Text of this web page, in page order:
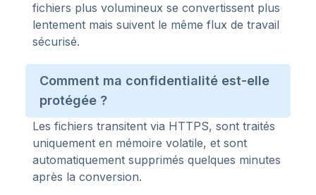
fichiers plus volumineux se convertissent plus
lentement mais suivent le même flux de travail
sécurisé.
Comment ma confidentialité est-elle
protégée ?
Les fichiers transitent via HTTPS, sont traités
uniquement en mémoire volatile, et sont
automatiquement supprimés quelques minutes
après la conversion.